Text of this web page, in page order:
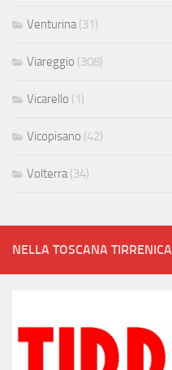
Venturina (31)
Viareggio (308)
Vicarello (1)
Vicopisano (42)
Volterra (34)
NELLA TOSCANA TIRRENICA